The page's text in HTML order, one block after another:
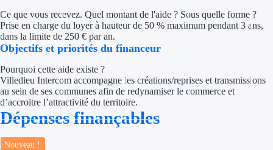
Aides Fiscales et
Ce que vous recevez. Quel montant de l'aide ? Sous quelle forme ?
Prise en charge du loyer à hauteur de 50 % maximum pendant 3 ans,
dans la limite de 250 € par an.
Objectifs et priorités du financeur
Pourquoi cette aide existe ?
Villedieu Intercom accompagne les créations/reprises et transmissions
au sein de ses communes afin de redynamiser le commerce et
d’accroitre l’attractivité du territoire.
Dépenses finançables
Nouveau !